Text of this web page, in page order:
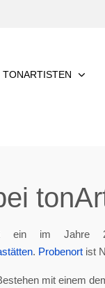
TONARTISTEN
ein im Jahre
. Probenort ist
mit einem